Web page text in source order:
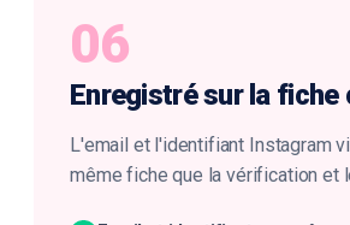
06
Enregistré sur la fiche
L'email et l'identifiant Instagram
même fiche que la vérification et